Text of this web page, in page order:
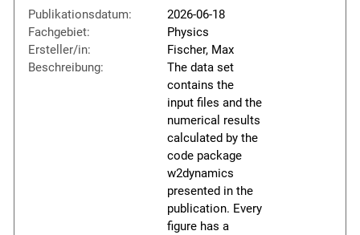
Publikationsdatum:
2026-06-18
Fachgebiet:
Physics
Ersteller/in:
Fischer, Max
Beschreibung:
The data set
contains the
input files and the
numerical results
calculated by the
code package
w2dynamics
presented in the
publication. Every
figure has a